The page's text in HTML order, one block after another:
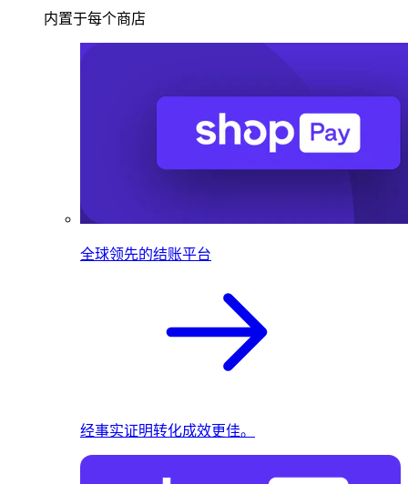
内置于每个商店
全球领先的结账平台
经事实证明转化成效更佳。